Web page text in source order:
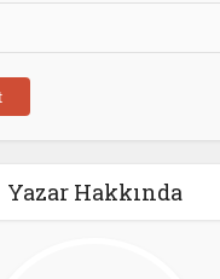
Yazar Hakkında